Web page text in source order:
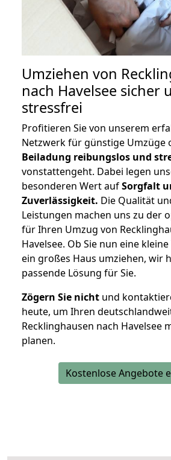
Umziehen von
nach Havelsee sicher
stressfrei
Profitieren Sie von unserem
Netzwerk für günstige Umzüge
Beiladung reibungslos und
vonstattengeht. Dabei legen
besonderen Wert aufSorgfalt
Zuverlässigkeit. Die Qualität
Leistungen machen uns zu der
für Ihren Umzug von
Havelsee. Ob Sie nun eine
ein großes Haus umziehen, wir
passende Lösung für Sie.
Zögern Sie nicht und
heute, um Ihren
Recklinghausen nach Havelsee
planen.
Kostenlose Angebote